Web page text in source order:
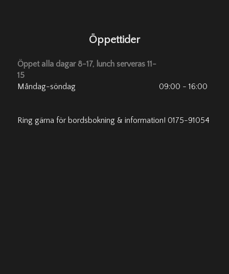
Öppettider
Öppet alla dagar 8-17, lunch serveras 11-
15
Måndag-söndag
09:00 - 16:00
Ring gärna för bordsbokning & information! 0175-91054